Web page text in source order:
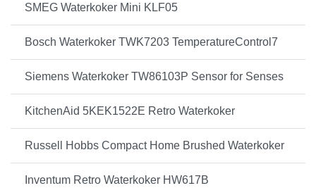
SMEG Waterkoker Mini KLF05
Bosch Waterkoker TWK7203 TemperatureControl7
Siemens Waterkoker TW86103P Sensor for Senses
KitchenAid 5KEK1522E Retro Waterkoker
Russell Hobbs Compact Home Brushed Waterkoker
Inventum Retro Waterkoker HW617B